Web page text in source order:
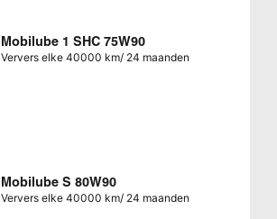
Mobilube 1 SHC 75W90
Ververs elke 40000 km/ 24 maanden
Mobilube S 80W90
Ververs elke 40000 km/ 24 maanden